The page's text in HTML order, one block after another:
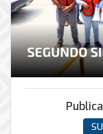
Soporte
informático
Remoto
y
en
conmutadores
IP
y
análogos
Enlaces
Inalámbricos
y
peatonal
Automatización
y
Domótica
Conector
de
envío
Antispam
Conmutador